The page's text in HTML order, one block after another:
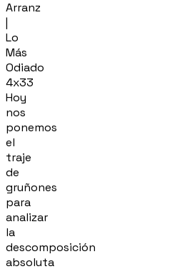
Arranz
|
Lo
Más
Odiado
4x33
Hoy
nos
ponemos
el
traje
de
gruñones
para
analizar
la
descomposición
absoluta